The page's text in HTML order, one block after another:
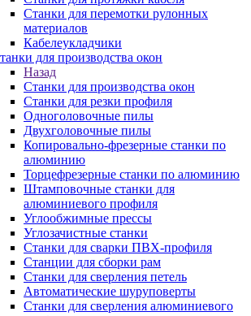
Станки для перемотки рулонных
материалов
Кабелеукладчики
для производства окон
Назад
Станки для производства окон
Станки для резки профиля
Одноголовочные пилы
Двухголовочные пилы
Копировально-фрезерные станки по
алюминию
Торцефрезерные станки по алюминию
Штамповочные станки для
алюминиевого профиля
Углообжимные прессы
Углозачистные станки
Станки для сварки ПВХ-профиля
Станции для сборки рам
Станки для сверления петель
Автоматические шуруповерты
Станки для сверления алюминиевого